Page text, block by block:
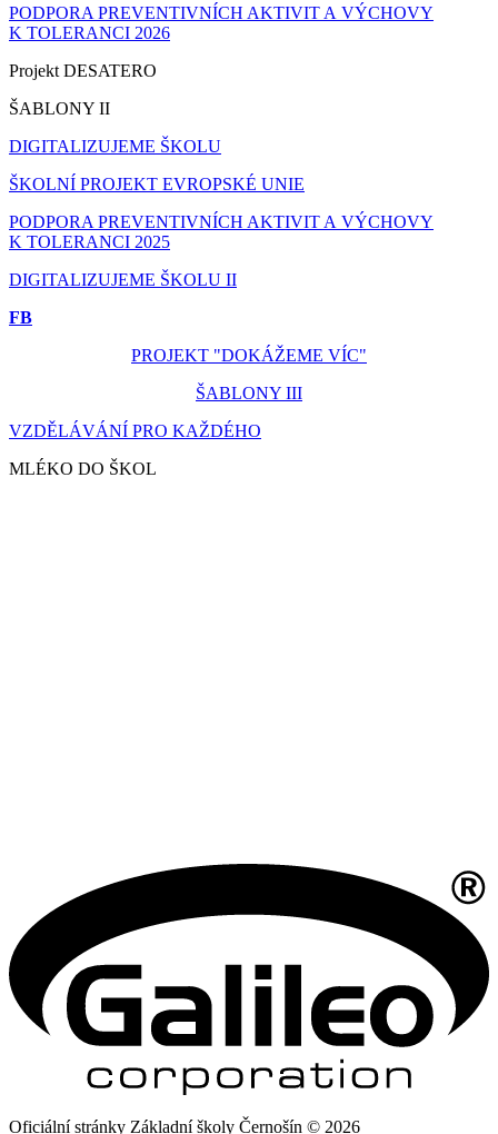
PODPORA PREVENTIVNÍCH AKTIVIT A VÝCHOVY
K TOLERANCI 2026
Projekt DESATERO
ŠABLONY II
DIGITALIZUJEME ŠKOLU
ŠKOLNÍ PROJEKT EVROPSKÉ UNIE
PODPORA PREVENTIVNÍCH AKTIVIT A VÝCHOVY
K TOLERANCI 2025
DIGITALIZUJEME ŠKOLU II
FB
PROJEKT "DOKÁŽEME VÍC"
ŠABLONY III
VZDĚLÁVÁNÍ PRO KAŽDÉHO
MLÉKO DO ŠKOL
Oficiální stránky Základní školy Černošín © 2026